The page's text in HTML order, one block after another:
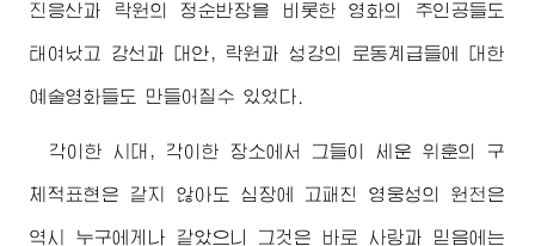
진응산과 락원의 정순반장을 비롯한 영화의 주인공들도
태여났고 강선과 대안, 락원과 성강의 로동계급들에 대한
예술영화들도 만들어질수 있었다.
각이한 시대, 각이한 장소에서 그들이 세운 위훈의 구
체적표현은 같지 않아도 심장에 고패친 영웅성의 원천은
역시 누구에게나 같았으니 그것은 바로 사랑과 믿음에는